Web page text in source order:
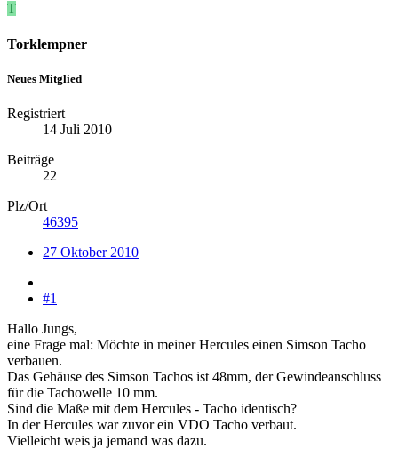
T
Torklempner
Neues Mitglied
Registriert
14 Juli 2010
Beiträge
22
Plz/Ort
46395
27 Oktober 2010
#1
Hallo Jungs,
eine Frage mal: Möchte in meiner Hercules einen Simson Tacho
verbauen.
Das Gehäuse des Simson Tachos ist 48mm, der Gewindeanschluss
für die Tachowelle 10 mm.
Sind die Maße mit dem Hercules - Tacho identisch?
In der Hercules war zuvor ein VDO Tacho verbaut.
Vielleicht weis ja jemand was dazu.